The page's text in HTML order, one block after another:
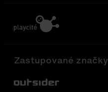
Zastupované značky
Out-Sider